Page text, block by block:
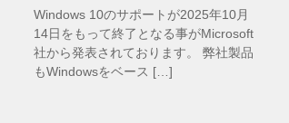
Windows 10のサポートが2025年10月
14日をもって終了となる事がMicrosoft
社から発表されております。 弊社製品
もWindowsをベース […]